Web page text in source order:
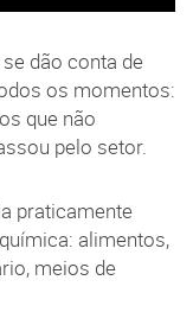
dão conta de
os momentos:
que não
pelo setor.
praticamente
alimentos,
meios de